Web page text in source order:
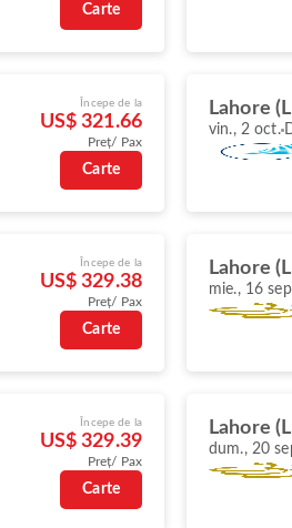
Carte
Începe de la
US$ 321.66
Preț/ Pax
Carte
Lahore
vin., 2 oct.
Începe de la
US$ 329.38
Preț/ Pax
Carte
Lahore
mie., 16
Începe de la
US$ 329.39
Preț/ Pax
Carte
Lahore
dum., 20